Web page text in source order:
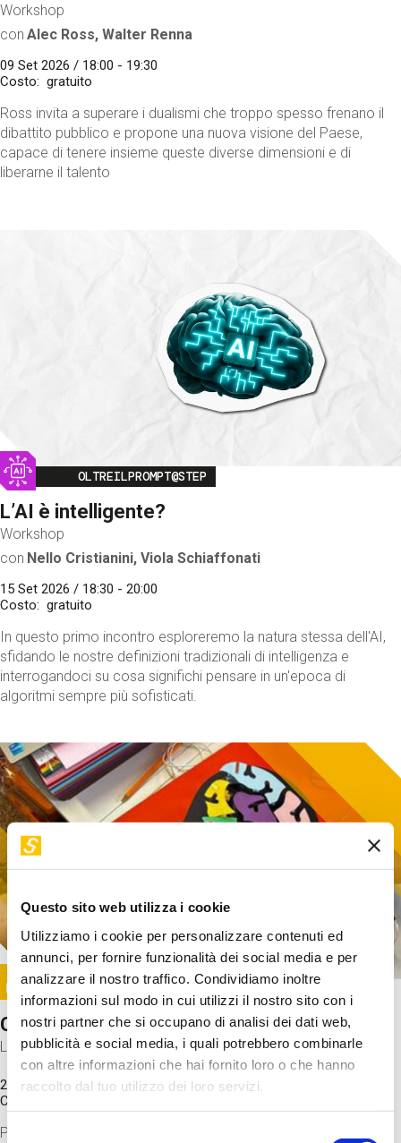
Questo sito web utilizza i cookie
Utilizziamo i cookie per personalizzare contenuti ed
annunci, per fornire funzionalità dei social media e per
analizzare il nostro traffico. Condividiamo inoltre
informazioni sul modo in cui utilizzi il nostro sito con i
nostri partner che si occupano di analisi dei dati web,
pubblicità e social media, i quali potrebbero combinarle
con altre informazioni che hai fornito loro o che hanno
raccolto dal tuo utilizzo dei loro servizi.
Selezione
Workshop
con Alec Ross, Walter Renna
09 Set 2026 / 18:00 - 19:30
Costo
gratuito
Ross invita a superare i dualismi che troppo spesso frenano il
dibattito pubblico e propone una nuova visione del Paese,
capace di tenere insieme queste diverse dimensioni e di
liberarne il talento
Image
OLTREILPROMPT@STEP
L’AI è intelligente?
Workshop
con Nello Cristianini, Viola Schiaffonati
15 Set 2026 / 18:30 - 20:00
Costo
gratuito
In questo primo incontro esploreremo la natura stessa dell'AI,
sfidando le nostre definizioni tradizionali di intelligenza e
interrogandoci su cosa significhi pensare in un'epoca di
algoritmi sempre più sofisticati.
Image
SUNDAY@STEP
Come funziona il cervello?
Laboratorio
20 Set 2026 / 11:15 - 13:00
Costo
Proveremo a costruire un cervello in cartoncino cercando di